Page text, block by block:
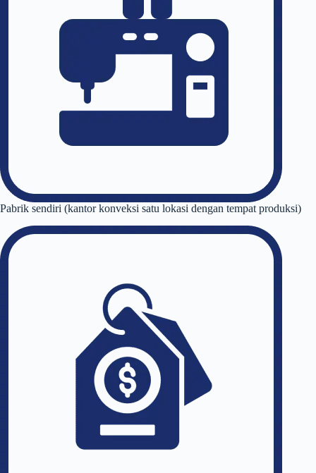
Pabrik sendiri (kantor konveksi satu lokasi dengan tempat produksi)